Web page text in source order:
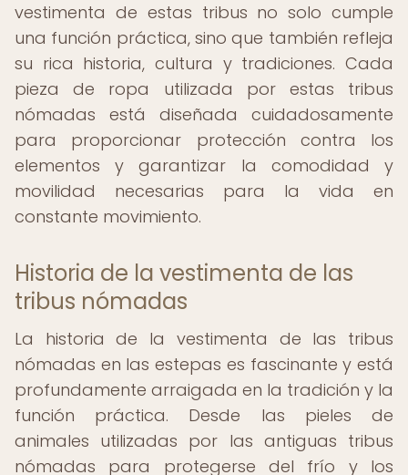
vestimenta de estas tribus no solo cumple
una función práctica, sino que también refleja
su rica historia, cultura y tradiciones. Cada
pieza de ropa utilizada por estas tribus
nómadas está diseñada cuidadosamente
para proporcionar protección contra los
elementos y garantizar la comodidad y
movilidad necesarias para la vida en
constante movimiento.
Historia de la vestimenta de las
tribus nómadas
La historia de la vestimenta de las tribus
nómadas en las estepas es fascinante y está
profundamente arraigada en la tradición y la
función práctica. Desde las pieles de
animales utilizadas por las antiguas tribus
nómadas para protegerse del frío y los